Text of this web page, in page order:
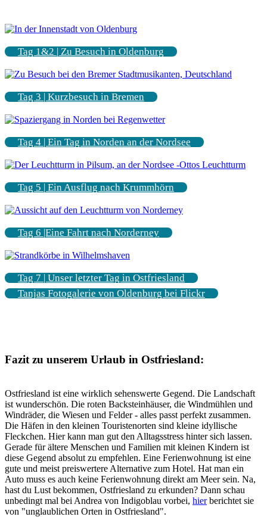
Tag 1&2 | Zu Besuch in Oldenburg
Tag 3 | Kurzbesuch in Bremen
Tag 4 | Ein Tag in Norden an der Nordsee
Tag 5 | Ein Ausflug nach Krummhörn
Tag 6 |Eine Fahrt nach Norderney
Tag 7 | Unser letzter Tag in Ostfriesland
Tanjas Fotogalerie von Oldenburg bei Flickr
Fazit zu unserem Urlaub in Ostfriesland:
Ostfriesland ist eine wirklich sehenswerte Gegend. Die Landschaft
ist wunderschön. Die roten Backsteinhäuser, die Windmühlen und
Windräder, die Wiesen und Felder - alles passt perfekt zusammen.
Die Häfen in den kleinen Touristenorten sind kleine idyllische
Fleckchen. Hier kann man gut den Alltagsstress hinter sich lassen.
Gerade für ältere Menschen und Familien mit kleinen Kindern ist
diese Gegend absolut zu empfehlen. Eine Ferienwohnung ist eine
gute und meist preiswertere Alternative zum Hotel. Hat man ein
Auto muss es auch keine Ferienwohnung direkt am Meer sein. Na,
hast du Lust bekommen, Ostfriesland zu erkunden? Dann schau
unbedingt mal bei Andrea von Indigoblau vorbei, hierberichtet sie
von "unglaublichen Orten in Ostfriesland".